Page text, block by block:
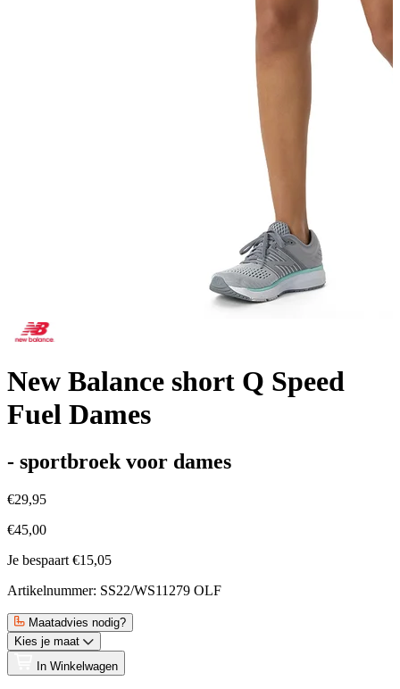
New Balance short Q Speed
Fuel Dames
- sportbroek voor dames
€29,95
€45,00
Je bespaart €15,05
Artikelnummer: SS22/WS11279 OLF
Maatadvies nodig?
Kies je maat
In Winkelwagen